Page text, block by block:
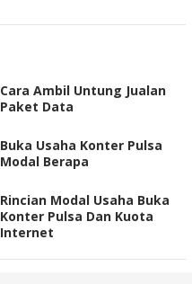
Cara Ambil Untung Jualan
Paket Data
Buka Usaha Konter Pulsa
Modal Berapa
Rincian Modal Usaha Buka
Konter Pulsa Dan Kuota
Internet